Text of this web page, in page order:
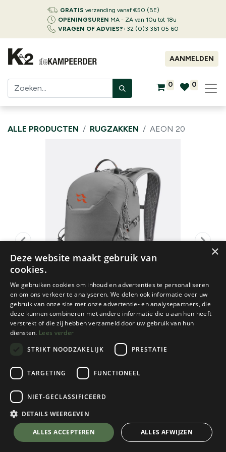
GRATIS verzending vanaf €50 (BE)
OPENINGSUREN MA - ZA van 10u tot 18u
VRAGEN OF ADVIES?+32 (0)3 361 05 60
AANMELDEN
0 0
ALLE PRODUCTEN RUGZAKKEN AEON 20
RAB
Aeon 20
Iron Grey
Kies een kleur
Iron Grey
💬 Stel je vraag over dit product via WhatsApp
×
Deze website maakt gebruik van
cookies.
We gebruiken cookies om inhoud en advertenties te personaliseren
en om ons verkeer te analyseren. We delen ook informatie over uw
gebruik van onze site met onze advertentie- en analysepartners, die
deze kunnen combineren met andere informatie die u aan hen heeft
verstrekt of die zij hebben verzameld door uw gebruik van hun
diensten. Lees verder
STRIKT NOODZAKELIJK
PRESTATIE
TARGETING FUNCTIONEEL
NIET-GECLASSIFICEERD
DETAILS WEERGEVEN
ALLES ACCEPTEREN ALLES AFWIJZEN